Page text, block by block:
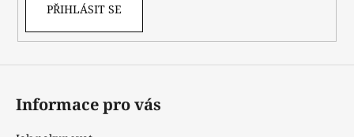
PŘIHLÁSIT SE
Informace pro vás